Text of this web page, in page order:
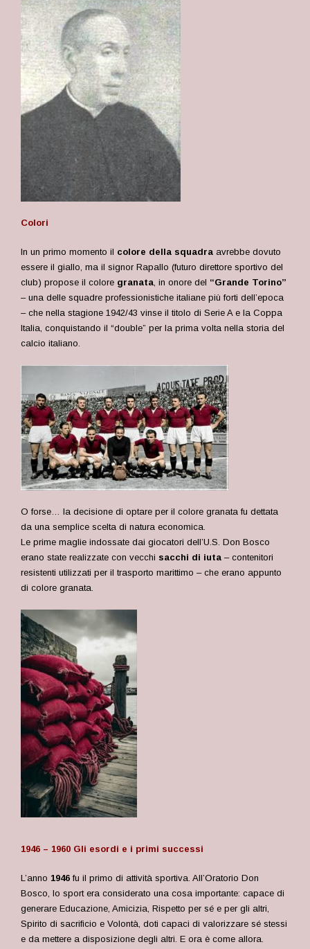
Colori
In un primo momento il colore della squadra avrebbe dovuto
essere il giallo, ma il signor Rapallo (futuro direttore sportivo del
club) propose il colore granata, in onore del “Grande Torino”
– una delle squadre professionistiche italiane più forti dell’epoca
– che nella stagione 1942/43 vinse il titolo di Serie A e la Coppa
Italia, conquistando il “double” per la prima volta nella storia del
calcio italiano.
O forse… la decisione di optare per il colore granata fu dettata
da una semplice scelta di natura economica.
Le prime maglie indossate dai giocatori dell’U.S. Don Bosco
erano state realizzate con vecchi sacchi di iuta – contenitori
resistenti utilizzati per il trasporto marittimo – che erano appunto
di colore granata.
1946 – 1960 Gli esordi e i primi successi
L’anno 1946 fu il primo di attività sportiva. All’Oratorio Don
Bosco, lo sport era considerato una cosa importante: capace di
generare Educazione, Amicizia, Rispetto per sé e per gli altri,
Spirito di sacrificio e Volontà, doti capaci di valorizzare sé stessi
e da mettere a disposizione degli altri. E ora è come allora.